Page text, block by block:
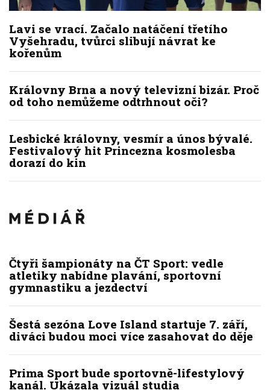
Lavi se vrací. Začalo natáčení třetího
Vyšehradu, tvůrci slibují návrat ke
kořenům
Královny Brna a nový televizní bizár. Proč
od toho nemůžeme odtrhnout oči?
Lesbické královny, vesmír a únos bývalé.
Festivalový hit Princezna kosmolesba
dorazí do kin
Čtyři šampionáty na ČT Sport: vedle
atletiky nabídne plavání, sportovní
gymnastiku a jezdectví
Šestá sezóna Love Island startuje 7. září,
diváci budou moci více zasahovat do děje
Prima Sport bude sportovně-lifestylový
kanál. Ukázala vizuál studia